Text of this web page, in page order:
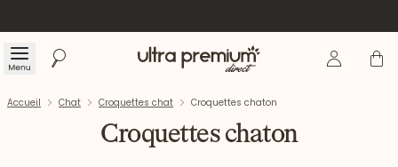
Menu Rechercher Accueil Se Panier
Accueil Chat Croquettes chat Croquettes chaton
Croquettes chaton